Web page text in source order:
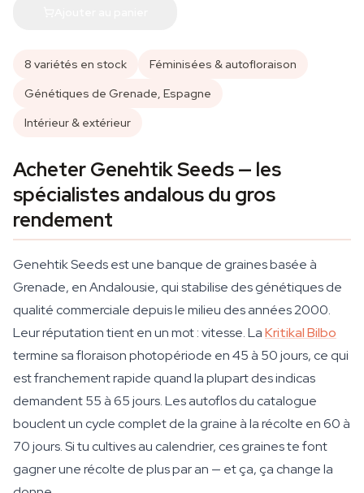
8 variétés en stock
Féminisées & autofloraison
Génétiques de Grenade, Espagne
Intérieur & extérieur
Acheter Genehtik Seeds — les
spécialistes andalous du gros
rendement
Genehtik Seeds est une banque de graines basée à
Grenade, en Andalousie, qui stabilise des génétiques de
qualité commerciale depuis le milieu des années 2000.
Leur réputation tient en un mot : vitesse. LaKritikal Bilbo
termine sa floraison photopériode en 45 à 50 jours, ce qui
est franchement rapide quand la plupart des indicas
demandent 55 à 65 jours. Les autoflos du catalogue
bouclent un cycle complet de la graine à la récolte en 60 à
70 jours. Si tu cultives au calendrier, ces graines te font
gagner une récolte de plus par an — et ça, ça change la